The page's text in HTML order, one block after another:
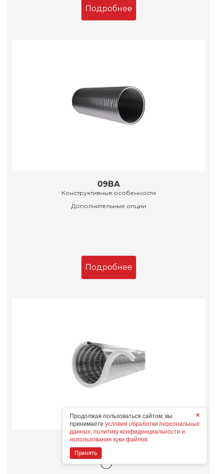
Подробнее
09ВА
Конструктивные особенности
Дополнительные опции
Подробнее
11,5FD1
Конструктивные особенности
×
Продолжая пользоваться сайтом, вы
принимаете условия обработки персональных
данных, политику конфиденциальности и
использования куки файлов.
Принять